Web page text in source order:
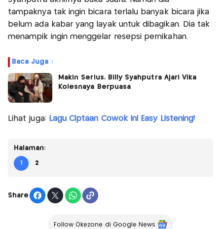
tampaknya tak ingin bicara terlalu banyak bicara jika
belum ada kabar yang layak untuk dibagikan. Dia tak
menampik ingin menggelar resepsi pernikahan.
Baca Juga :
Makin Serius, Billy Syahputra Ajari Vika
Kolesnaya Berpuasa
Lihat juga: Lagu Ciptaan Cowok Ini Easy Listening!
Halaman:
1 2
Share
Follow Okezone di Google News